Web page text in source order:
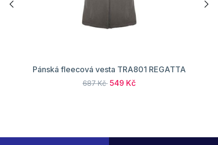
Pánská fleecová vesta TRA801 REGATTA
687 Kč 549 Kč